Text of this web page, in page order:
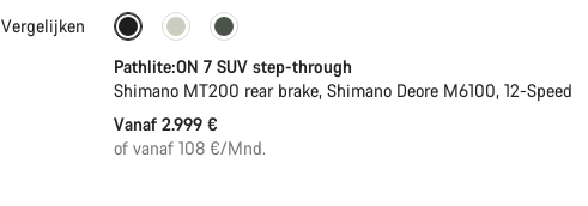
Vergelijken
Pathlite:ON 7 SUV step-through
Shimano MT200 rear brake, Shimano Deore M6100, 12-Speed
Vanaf 2.999 €
of vanaf 108 €/Mnd.